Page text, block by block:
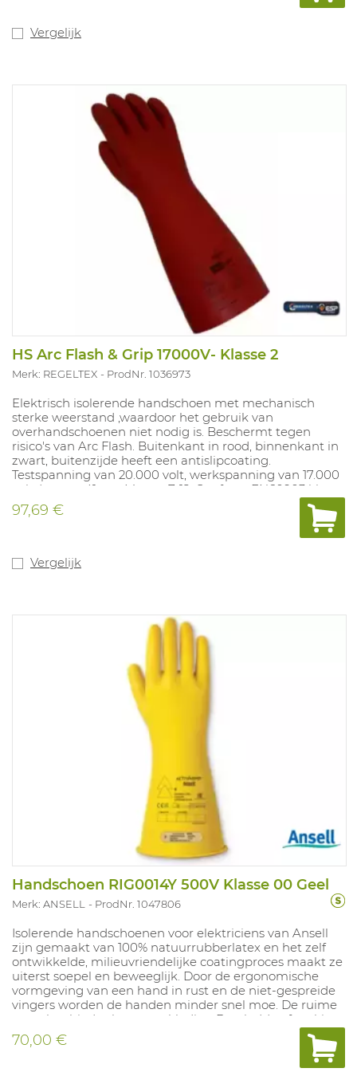
Vergelijk
HS Arc Flash & Grip 17000V- Klasse 2
Merk: REGELTEX ProdNr. 1036973
Elektrisch isolerende handschoen met mechanisch
sterke weerstand ,waardoor het gebruik van
overhandschoenen niet nodig is. Beschermt tegen
risico's van Arc Flash. Buitenkant in rood, binnenkant in
zwart, buitenzijde heeft een antislipcoating.
Testspanning van 20.000 volt, werkspanning van 17.000
volt. Lengte 41 cm, Maten: 7-12. Conform EN60903 klasse
2 cat RC. Arc4>40 (cal/cm²) ASTM F2675: 74,5 cal/cm²
97,69 €
Vergelijk
Handschoen RIG0014Y 500V Klasse 00 Geel
Merk: ANSELL ProdNr. 1047806
Isolerende handschoenen voor elektriciens van Ansell
zijn gemaakt van 100% natuurrubberlatex en het zelf
ontwikkelde, milieuvriendelijke coatingproces maakt ze
uiterst soepel en beweeglijk. Door de ergonomische
vormgeving van een hand in rust en de niet-gespreide
vingers worden de handen minder snel moe. De ruime
manchet biedt plaats aan kleding De gladde afwerking
maakt het gemakkelijk om de handschoenen aan en
uit te trekken. Dikte 1mm, lengte 280mm. Maten: 8-11
70,00 €